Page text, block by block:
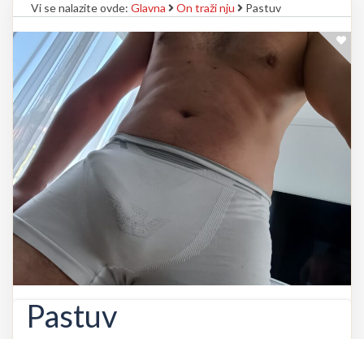
Vi se nalazite ovde: Glavna On traži nju Pastuv
Pastuv